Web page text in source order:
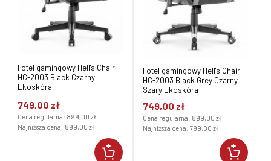
Fotel gamingowy Hell's Chair
HC-2003 Black Czarny
Ekoskóra
749,00 zł
Cena regularna: 899,00 zł
Najniższa cena: 899,00 zł
Fotel gamingowy Hell's Chair
HC-2003 Black Grey Czarny
Szary Ekoskóra
749,00 zł
Cena regularna: 899,00 zł
Najniższa cena: 799,00 zł